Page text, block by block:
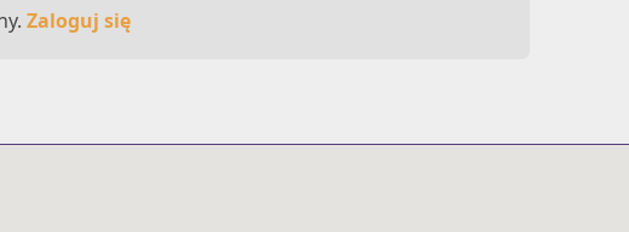
Zaloguj się